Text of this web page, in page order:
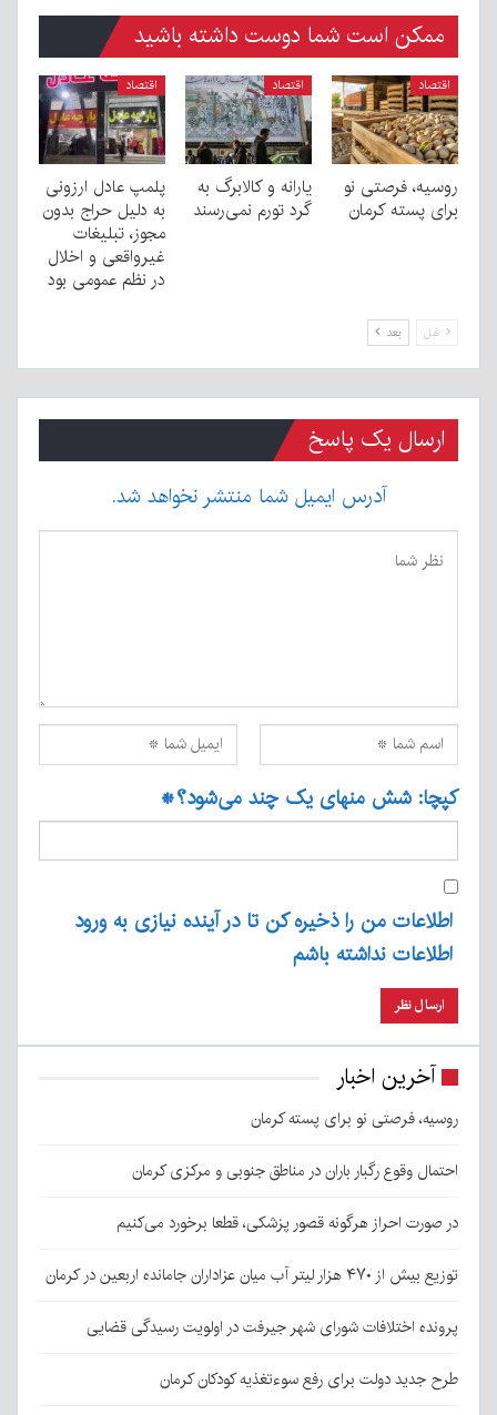
ممکن است شما دوست داشته باشید
اقتصاد
روسیه، فرصتی نو
برای پسته کرمان
اقتصاد
یارانه و کالابرگ به
گرد تورم نمی‌رسند
اقتصاد
پلمپ عادل ارزونی
به دليل حراج بدون
مجوز، تبليغات
غیرواقعی و اخلال
در نظم عمومی بود
قبل بعد
ارسال یک پاسخ
آدرس ایمیل شما منتشر نخواهد شد.
کپچا: شش منهای یک چند می‌شود؟*
اطلاعات من را ذخیره کن تا در آینده نیازی به ورود
اطلاعات نداشته باشم
آخرین اخبار
روسیه، فرصتی نو برای پسته کرمان
احتمال وقوع رگبار باران در مناطق جنوبی و مرکزی کرمان
در صورت احراز هرگونه قصور پزشکی، قطعا برخورد می‌کنیم
توزیع بیش از ۴۷۰ هزار لیتر آب میان عزاداران جامانده اربعین در کرمان
پرونده اختلافات شورای شهر جیرفت در اولویت رسیدگی قضایی
طرح جدید دولت برای رفع سوءتغذیه کودکان کرمان